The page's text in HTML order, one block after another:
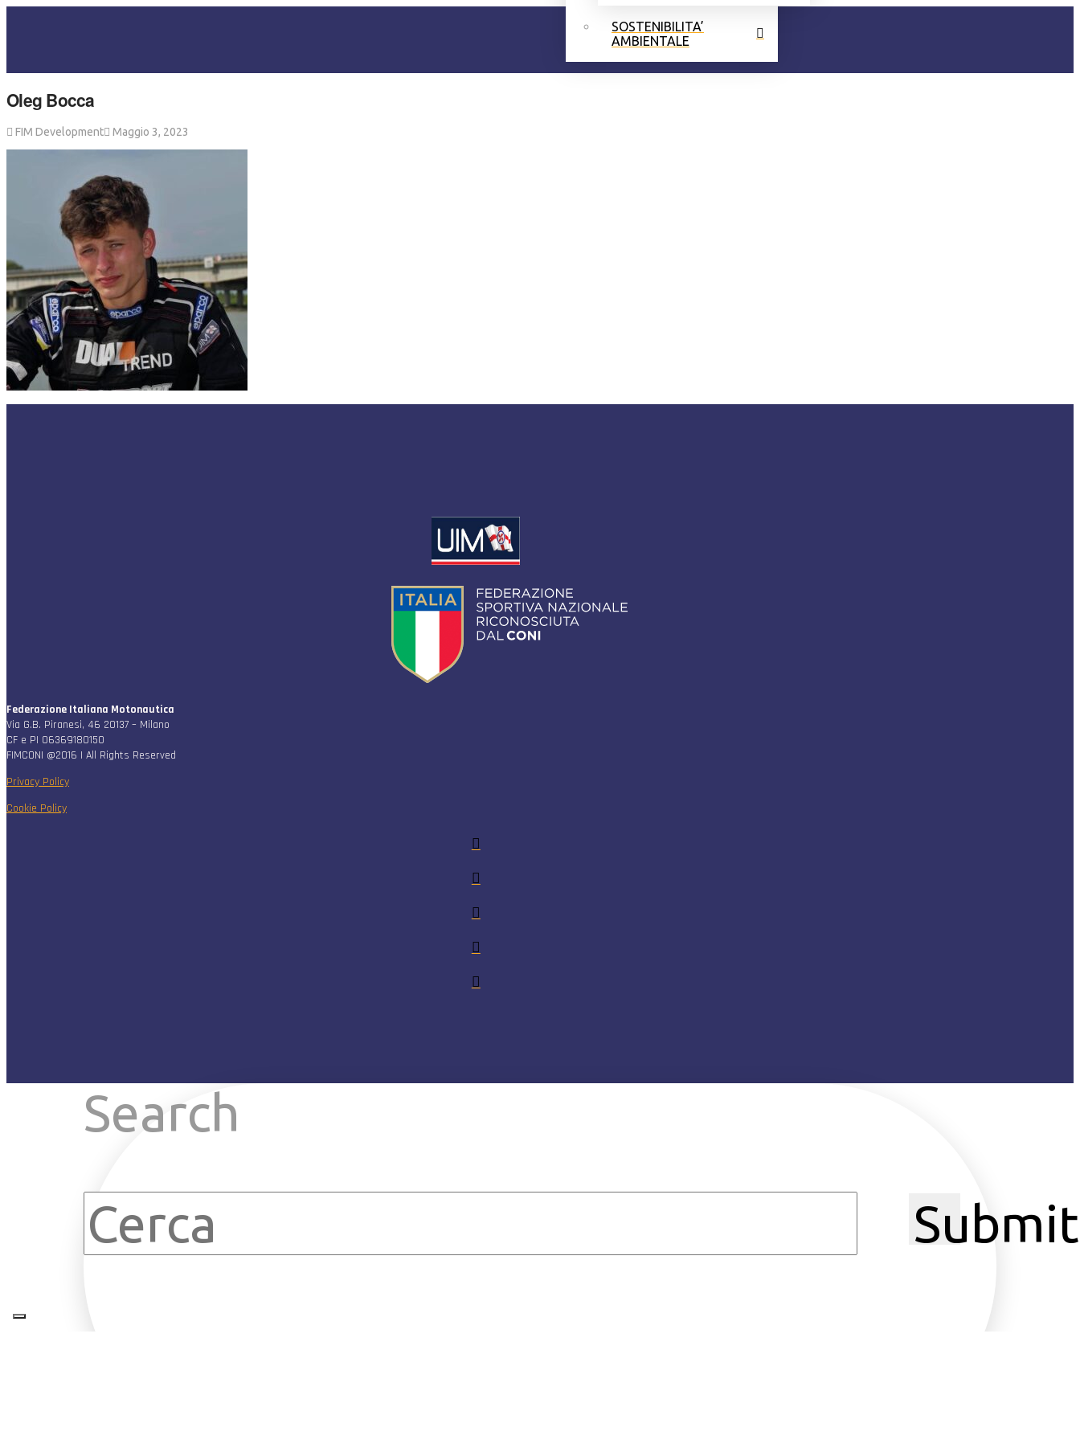
SOSTENIBILITA’
AMBIENTALE
Oleg Bocca
FIM Development Maggio 3, 2023
Federazione Italiana Motonautica
Via G.B. Piranesi, 46 20137 – Milano
CF e PI 06369180150
FIMCONI @2016 | All Rights Reserved
Privacy Policy
Cookie Policy
Search
Submit